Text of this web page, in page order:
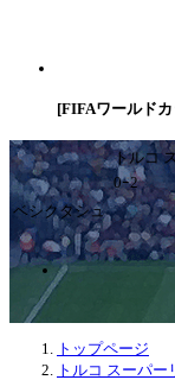
[FIFAワールド
トルコ
0ｰ2
ベシクタシュ
トップページ
トルコ スーパー